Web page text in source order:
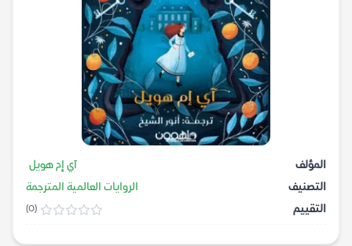
المؤلف
آي إم هويل
التصنيف
الروايات العالمية المترجمة
التقييم
(0)